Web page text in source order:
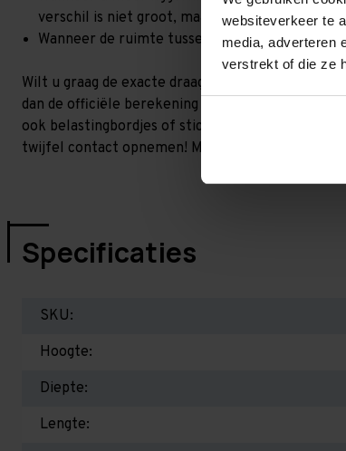
websiteverkeer te
media, adverteren
verstrekt of die ze
verschil is niet groot, maar wel het beste om
Wanneer de ruimte tussen de liggerniveaus
Wilt u graag de exacte draagkracht weten in uw
dan de officiële berekening uit. Dit doen we
ook belastingbordjes of stickers meeleveren
twijfel contact opnemen! Meer informatie op dit
Specificaties
SKU:
Hoogte:
Diepte:
Lengte: